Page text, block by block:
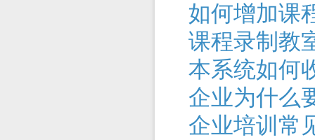
如何增加课
课程录制教
本系统如何
企业为什么
企业培训常